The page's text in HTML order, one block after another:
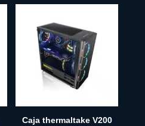
Caja thermaltake V200